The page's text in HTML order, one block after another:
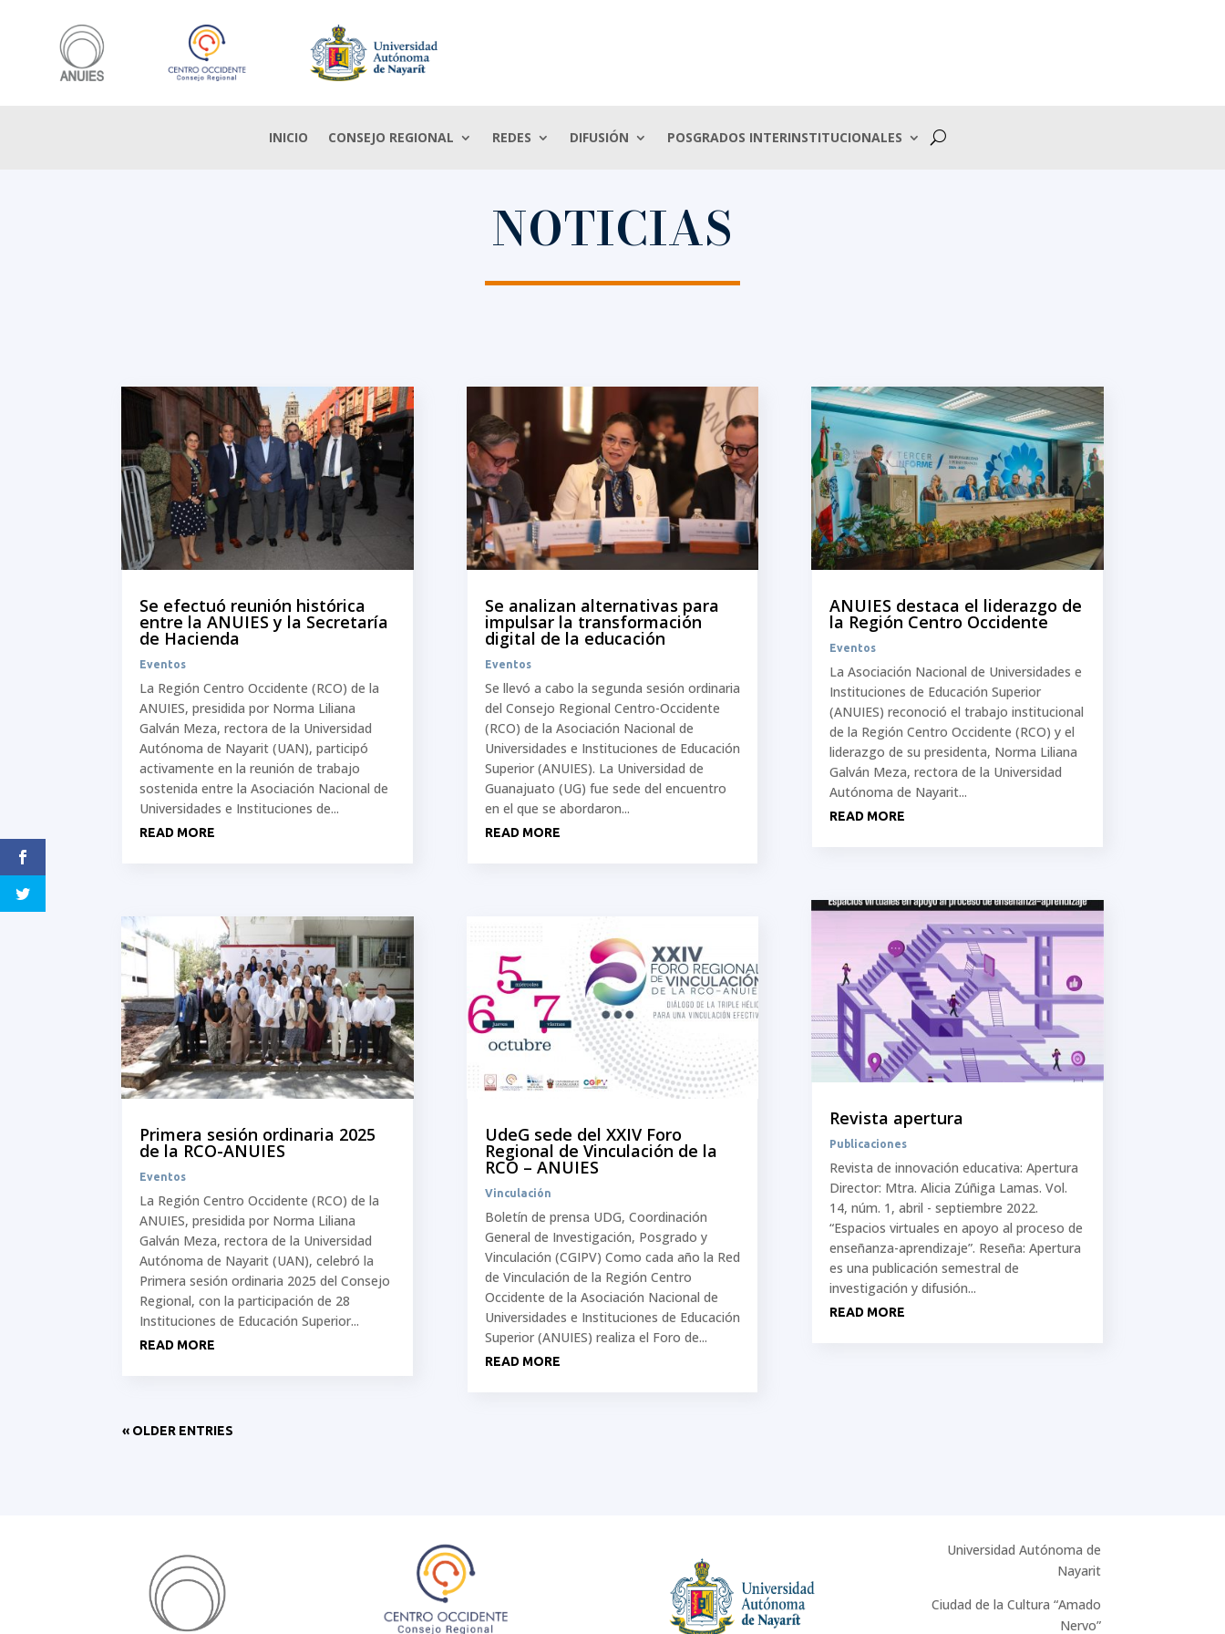
INICIO CONSEJO REGIONAL REDES DIFUSIÓN POSGRADOS INTERINSTITUCIONALES
NOTICIAS
Se efectuó reunión histórica
entre la ANUIES y la Secretaría
de Hacienda
Eventos
La Región Centro Occidente (RCO) de la
ANUIES, presidida por Norma Liliana
Galván Meza, rectora de la Universidad
Autónoma de Nayarit (UAN), participó
activamente en la reunión de trabajo
sostenida entre la Asociación Nacional de
Universidades e Instituciones de...
READ MORE
Primera sesión ordinaria 2025
de la RCO-ANUIES
Eventos
La Región Centro Occidente (RCO) de la
ANUIES, presidida por Norma Liliana
Galván Meza, rectora de la Universidad
Autónoma de Nayarit (UAN), celebró la
Primera sesión ordinaria 2025 del Consejo
Regional, con la participación de 28
Instituciones de Educación Superior...
READ MORE
Se analizan alternativas para
impulsar la transformación
digital de la educación
Eventos
Se llevó a cabo la segunda sesión ordinaria
del Consejo Regional Centro-Occidente
(RCO) de la Asociación Nacional de
Universidades e Instituciones de Educación
Superior (ANUIES). La Universidad de
Guanajuato (UG) fue sede del encuentro
en el que se abordaron...
READ MORE
UdeG sede del XXIV Foro
Regional de Vinculación de la
RCO – ANUIES
Vinculación
Boletín de prensa UDG, Coordinación
General de Investigación, Posgrado y
Vinculación (CGIPV) Como cada año la Red
de Vinculación de la Región Centro
Occidente de la Asociación Nacional de
Universidades e Instituciones de Educación
Superior (ANUIES) realiza el Foro de...
READ MORE
ANUIES destaca el liderazgo de
la Región Centro Occidente
Eventos
La Asociación Nacional de Universidades e
Instituciones de Educación Superior
(ANUIES) reconoció el trabajo institucional
de la Región Centro Occidente (RCO) y el
liderazgo de su presidenta, Norma Liliana
Galván Meza, rectora de la Universidad
Autónoma de Nayarit...
READ MORE
Revista apertura
Publicaciones
Revista de innovación educativa: Apertura
Director: Mtra. Alicia Zúñiga Lamas. Vol.
14, núm. 1, abril - septiembre 2022.
“Espacios virtuales en apoyo al proceso de
enseñanza-aprendizaje”. Reseña: Apertura
es una publicación semestral de
investigación y difusión...
READ MORE
« OLDER ENTRIES
Universidad Autónoma de
Nayarit
Ciudad de la Cultura “Amado
Nervo”